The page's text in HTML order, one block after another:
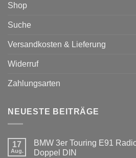
Shop
Suche
Versandkosten & Lieferung
Widerruf
Zahlungsarten
NEUESTE BEITRÄGE
17
Aug.
BMW 3er Touring E91
Doppel DIN